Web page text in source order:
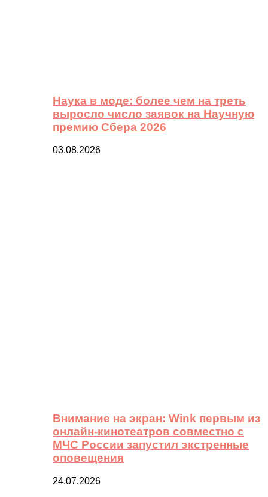
Наука в моде: более чем на треть
выросло число заявок на Научную
премию Сбера 2026
03.08.2026
Внимание на экран: Wink первым из
онлайн-кинотеатров совместно с
МЧС России запустил экстренные
оповещения
24.07.2026